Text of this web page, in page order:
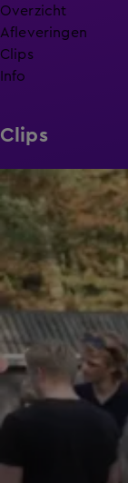
Overzicht
Afleveringen
Clips
Info
Clips